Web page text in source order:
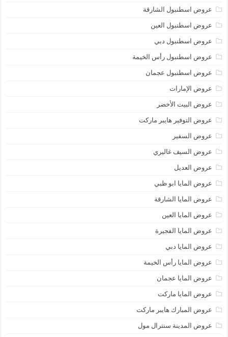
عروض اسطنبول الشارقة
عروض اسطنبول العين
عروض اسطنبول دبي
عروض اسطنبول رأس الخيمة
عروض اسطنبول عجمان
عروض الإمارات
عروض البيت الأخضر
عروض التوفير هايبر ماركت
عروض السفير
عروض السيف غاليري
عروض العديل
عروض المايا ابو ظبي
عروض المايا الشارقة
عروض المايا العين
عروض المايا الفجيرة
عروض المايا دبي
عروض المايا رأس الخيمة
عروض المايا عجمان
عروض المايا ماركت
عروض المبارك هايبر ماركت
عروض المدينة سنترال مول